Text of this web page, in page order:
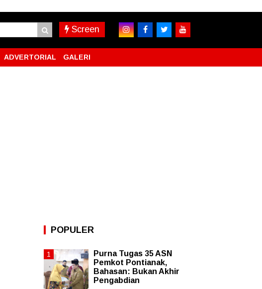
Screen
ADVERTORIAL GALERI
POPULER
Purna Tugas 35 ASN
Pemkot Pontianak,
Bahasan: Bukan Akhir
Pengabdian